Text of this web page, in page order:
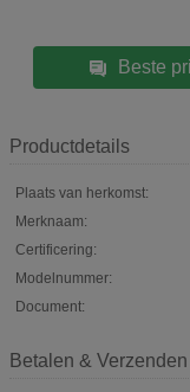
Beste
Productdetails
Plaats van herkomst:
Merknaam:
Certificering:
Modelnummer:
Document:
Betalen &